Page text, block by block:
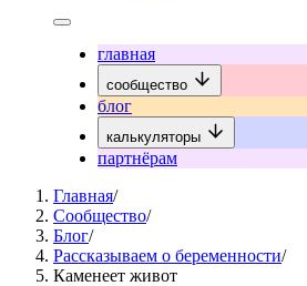
главная
сообщество
блог
калькуляторы
партнёрам
Главная/
Сообщество/
Блог/
Рассказываем о беременности/
Каменеет живот